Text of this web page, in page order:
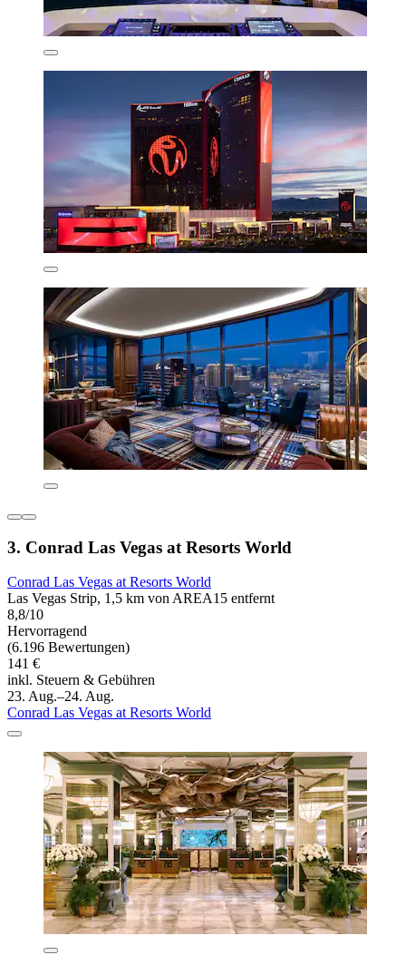
3. Conrad Las Vegas at Resorts World
Conrad Las Vegas at Resorts World
Las Vegas Strip, 1,5 km von AREA15 entfernt
8,8/10
Hervorragend
(6.196 Bewertungen)
141 €
inkl. Steuern & Gebühren
23. Aug.–24. Aug.
Conrad Las Vegas at Resorts World